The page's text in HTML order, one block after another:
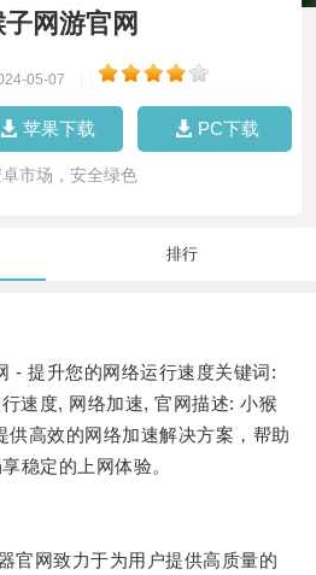
网游官网
05-07
苹果下载 PC下载
市场，安全绿色
排行
提升您的网络运行速度关键词:
速度, 网络加速, 官网描述: 小猴
供高效的网络加速解决方案，帮助
稳定的上网体验。
网致力于为用户提供高质量的